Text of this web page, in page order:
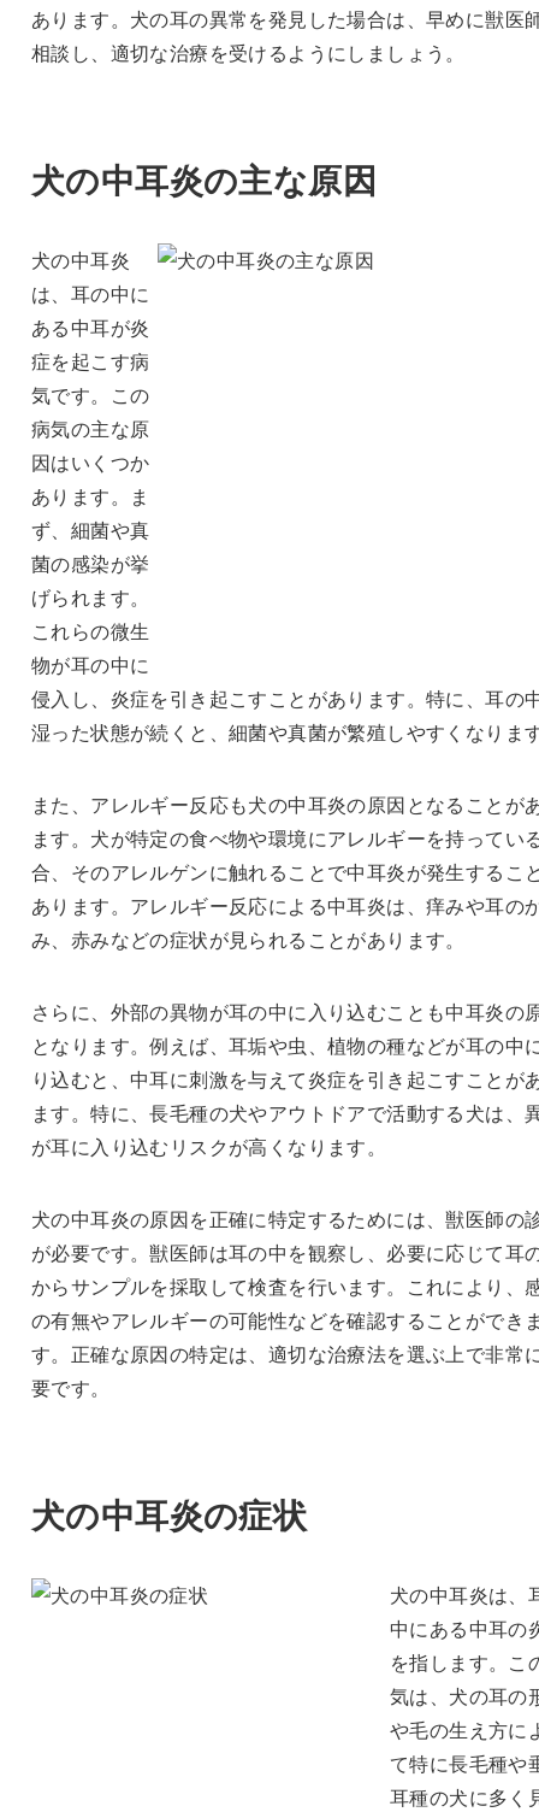
あります。犬の耳の異常を発見した場合は、早めに獣医
相談し、適切な治療を受けるようにしましょう。
犬の中耳炎の主な原因
犬の中耳炎
は、耳の中に
ある中耳が炎
症を起こす病
気です。この
病気の主な原
因はいくつか
あります。ま
ず、細菌や真
菌の感染が挙
げられます。
これらの微生
物が耳の中に
侵入し、炎症を引き起こすことがあります。特に、耳の
湿った状態が続くと、細菌や真菌が繁殖しやすくなりま
また、アレルギー反応も犬の中耳炎の原因となることが
ます。犬が特定の食べ物や環境にアレルギーを持ってい
合、そのアレルゲンに触れることで中耳炎が発生するこ
あります。アレルギー反応による中耳炎は、痒みや耳の
み、赤みなどの症状が見られることがあります。
さらに、外部の異物が耳の中に入り込むことも中耳炎の
となります。例えば、耳垢や虫、植物の種などが耳の中
り込むと、中耳に刺激を与えて炎症を引き起こすことが
ます。特に、長毛種の犬やアウトドアで活動する犬は、
が耳に入り込むリスクが高くなります。
犬の中耳炎の原因を正確に特定するためには、獣医師の
が必要です。獣医師は耳の中を観察し、必要に応じて耳
からサンプルを採取して検査を行います。これにより、
の有無やアレルギーの可能性などを確認することができ
す。正確な原因の特定は、適切な治療法を選ぶ上で非常
要です。
犬の中耳炎の症状
犬の中耳炎は、
中にある中耳の
を指します。こ
気は、犬の耳の
や毛の生え方に
て特に長毛種や
耳種の犬に多く